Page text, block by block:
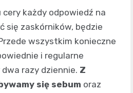
każdy odpowiedź na
się zaskórników, będzie
wszystkim konieczne
i regularne
razy dziennie. Z
się sebum oraz